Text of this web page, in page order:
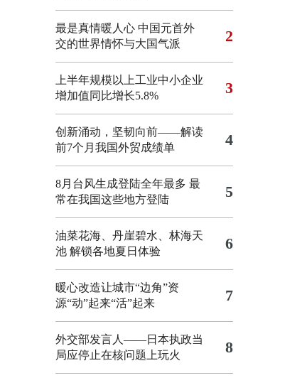
最是真情暖人心 中国元首外
交的世界情怀与大国气派
2
上半年规模以上工业中小企业
增加值同比增长5.8%
3
创新涌动，坚韧向前——解读
前7个月我国外贸成绩单
4
8月台风生成登陆全年最多 最
常在我国这些地方登陆
5
油菜花海、丹崖碧水、林海天
池 解锁各地夏日体验
6
暖心改造让城市“边角”资
源“动”起来“活”起来
7
外交部发言人——日本执政当
局应停止在核问题上玩火
8